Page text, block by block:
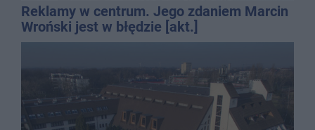
Reklamy w centrum. Jego zdaniem Marcin
Wroński jest w błędzie [akt.]